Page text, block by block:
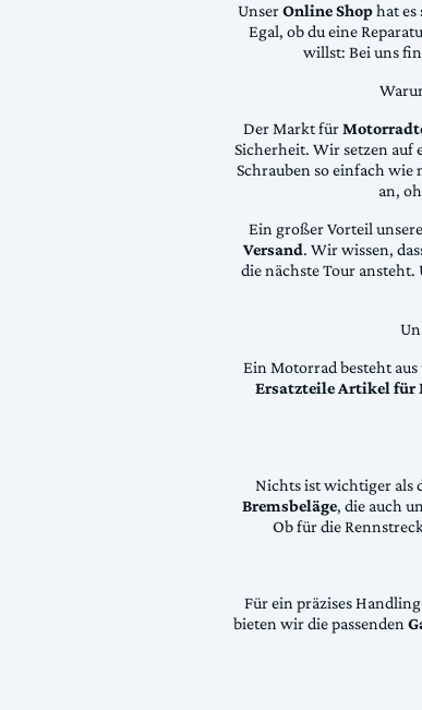
UnserOnline Shophat es
Egal, ob du eine
willst: Bei uns
Der Markt für
Sicherheit. Wir setzen auf
Schrauben so einfach
an,
Ein großer Vorteil
Versand. Wir wissen,
die nächste Tour
Ein Motorrad besteht
Ersatzteile Artikel für
Nichts ist wichtiger als
Bremsbeläge, die auch
Ob für die
Für ein präzises
bieten wir die passenden